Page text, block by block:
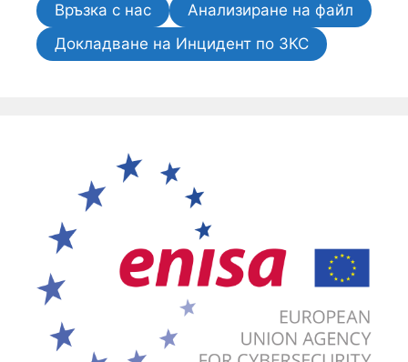
Връзка с нас
Анализиране на файл
Докладване на Инцидент по ЗКС